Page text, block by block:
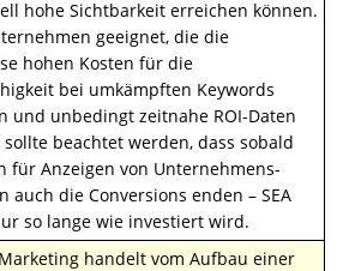
hohe Sichtbarkeit erreichen können.
geeignet, die die
hohen Kosten für die
bei umkämpften Keywords
und unbedingt zeitnahe ROI-Daten
sollte beachtet werden, dass sobald
für Anzeigen von Unternehmens-
auch die Conversions enden – SEA
so lange wie investiert wird.
handelt vom Aufbau einer